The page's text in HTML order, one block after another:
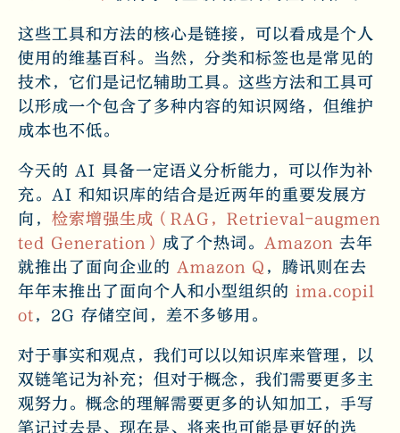
这些工具和方法的核心是链接，可以看成是个人
使用的维基百科。当然，分类和标签也是常见的
技术，它们是记忆辅助工具。这些方法和工具可
以形成一个包含了多种内容的知识网络，但维护
成本也不低。
今天的 AI 具备一定语义分析能力，可以作为补
充。AI 和知识库的结合是近两年的重要发展方
向， 检索增强生成（RAG，Retrieval-augmen
ted Generation） 成了个热词。 Amazon 去年
就推出了面向企业的 Amazon Q ，腾讯则在去
年年末推出了面向个人和小型组织的 ima.copil
ot，2G 存储空间，差不多够用。
对于事实和观点，我们可以以知识库来管理，以
双链笔记为补充；但对于概念，我们需要更多主
观努力。概念的理解需要更多的认知加工，手写
笔记过去是、现在是、将来也可能是更好的选